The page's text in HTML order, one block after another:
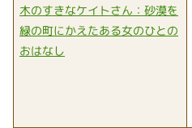
木のすきなケイトさん：砂漠を
緑の町にかえたある女のひとの
おはなし